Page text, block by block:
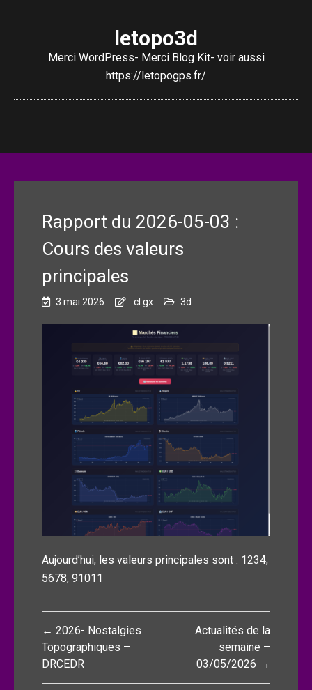
letopo3d
Merci WordPress- Merci Blog Kit- voir aussi
https://letopogps.fr/
Rapport du 2026-05-03 :
Cours des valeurs
principales
3 mai 2026 cl gx 3d
Aujourd’hui, les valeurs principales sont : 1234,
5678, 91011
Navigation
de
l’article
← 2026- Nostalgies
Topographiques –
DRCEDR
Actualités de la
semaine –
03/05/2026 →